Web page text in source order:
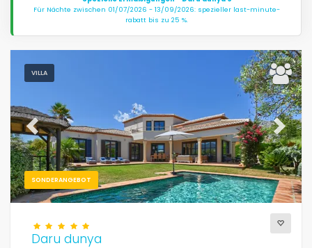
Für Nächte zwischen 01/07/2026 - 13/09/2026: spezieller last-minute-
rabatt bis zu 25 %.
VILLA
SONDERANGEBOT
Previous Next
Daru dunya